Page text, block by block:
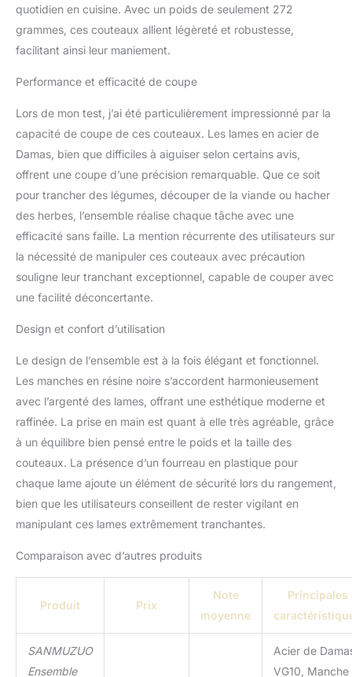
une performance
antiadhésive améliorée.
✔ MAGNIFIQUE
MANCHE EN RÉSINE
parfait du manche
combiné à un matériau
en résine luxueux, un fini
miroir à la main rend les
propriétés colorées de la
résine
exceptionnellement
éblouissantes, tout en
étant durable, offrant un
excellent contrôle, une
flexibilité et un confort
exceptionnels pour
soucier de vous fatiguer
ou d'avoir mal aux
mains. ✔
PERFORMANCE :
Équilibre parfait dans la
main, bord de coupe en
degrés d'un côté pour
atteindre une netteté
exceptionnelle (6-8 N), et
une dureté Rockwell
60±2, en fait l'un des
catégorie. ✔ POUR TOUS
VOS BESOINS -
L'ensemble de couteaux
de cuisine SANMUZUO 5
quotidien en cuisine. Avec un poids de seulement 272
grammes, ces couteaux allient légèreté et robustesse,
facilitant ainsi leur maniement.
Performance et efficacité de coupe
Lors de mon test, j’ai été particulièrement impressionné par la
capacité de coupe de ces couteaux. Les lames en acier de
Damas, bien que difficiles à aiguiser selon certains avis,
offrent une coupe d’une précision remarquable. Que ce soit
pour trancher des légumes, découper de la viande ou hacher
des herbes, l’ensemble réalise chaque tâche avec une
efficacité sans faille. La mention récurrente des utilisateurs sur
la nécessité de manipuler ces couteaux avec précaution
souligne leur tranchant exceptionnel, capable de couper avec
une facilité déconcertante.
Design et confort d’utilisation
Le design de l’ensemble est à la fois élégant et fonctionnel.
Les manches en résine noire s’accordent harmonieusement
avec l’argenté des lames, offrant une esthétique moderne et
raffinée. La prise en main est quant à elle très agréable, grâce
à un équilibre bien pensé entre le poids et la taille des
couteaux. La présence d’un fourreau en plastique pour
chaque lame ajoute un élément de sécurité lors du rangement,
bien que les utilisateurs conseillent de rester vigilant en
manipulant ces lames extrêmement tranchantes.
Comparaison avec d’autres produits
Produit Prix
Note
moyenne
Principales
SANMUZUO
Ensemble
Acier de
VG10, Manche